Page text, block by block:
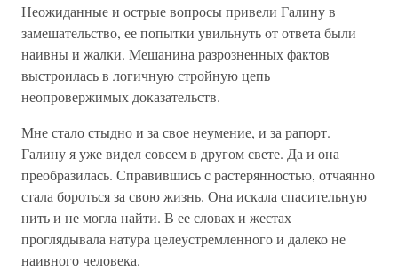
Неожиданные и острые вопросы привели Галину в
замешательство, ее попытки увильнуть от ответа были
наивны и жалки. Мешанина разрозненных фактов
выстроилась в логичную стройную цепь
неопровержимых доказательств.
Мне стало стыдно и за свое неумение, и за рапорт.
Галину я уже видел совсем в другом свете. Да и она
преобразилась. Справившись с растерянностью, отчаянно
стала бороться за свою жизнь. Она искала спасительную
нить и не могла найти. В ее словах и жестах
проглядывала натура целеустремленного и далеко не
наивного человека.